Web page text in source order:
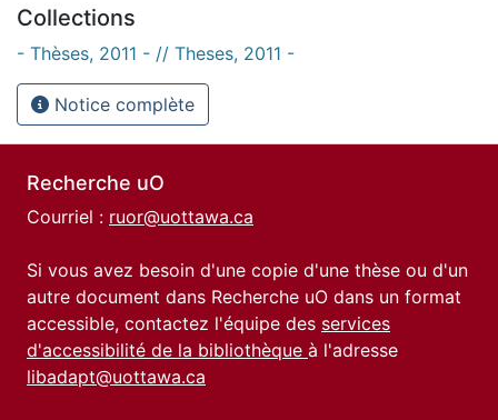
Collections
- Thèses, 2011 - // Theses, 2011 -
Notice complète
Recherche uO
Courriel : ruor@uottawa.ca
Si vous avez besoin d'une copie d'une thèse ou d'un
autre document dans Recherche uO dans un format
accessible, contactez l'équipe des services
d'accessibilité de la bibliothèque à l'adresse
libadapt@uottawa.ca